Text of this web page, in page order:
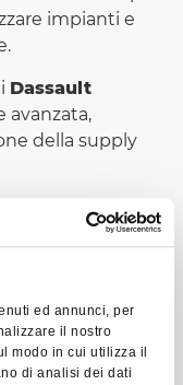
ed annunci, per
il nostro
modo in cui utilizza il
di analisi dei dati
impianti e
Dassault
avanzata,
della supply
21 – Stand
di soluzioni
il form per